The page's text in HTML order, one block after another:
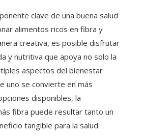
clave de una buena salud
alimentos ricos en fibra y
creativa, es posible disfrutar
y nutritiva que apoya no solo la
aspectos del bienestar
uno se convierte en más
disponibles, la
fibra puede resultar tanto un
tangible para la salud.